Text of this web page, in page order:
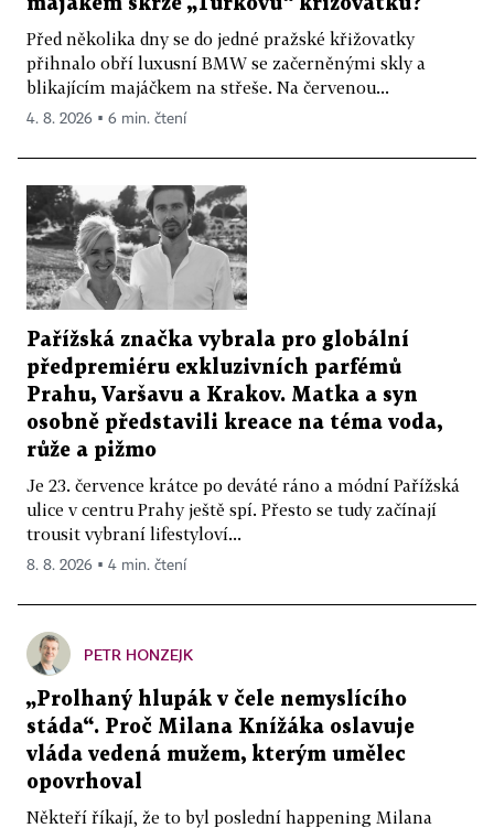
majákem skrze „Turkovu“ křižovatku?
Před několika dny se do jedné pražské křižovatky
přihnalo obří luxusní BMW se začerněnými skly a
blikajícím majáčkem na střeše. Na červenou...
4. 8. 2026 ▪ 6 min. čtení
Pařížská značka vybrala pro globální
předpremiéru exkluzivních parfémů
Prahu, Varšavu a Krakov. Matka a syn
osobně představili kreace na téma voda,
růže a pižmo
Je 23. července krátce po deváté ráno a módní Pařížská
ulice v centru Prahy ještě spí. Přesto se tudy začínají
trousit vybraní lifestyloví...
8. 8. 2026 ▪ 4 min. čtení
PETR HONZEJK
„Prolhaný hlupák v čele nemyslícího
stáda“. Proč Milana Knížáka oslavuje
vláda vedená mužem, kterým umělec
opovrhoval
Někteří říkají, že to byl poslední happening Milana